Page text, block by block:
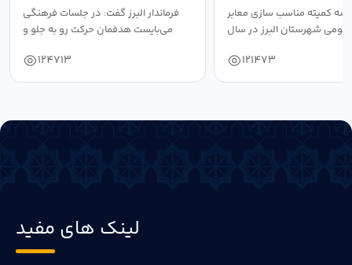
فرماندار البرز گفت: در جلسات فرهنگی
می‌بایست هدفمان حرکت رو به جلو و
124713
کمیته مناسب سازی معابر
شهرستان البرز در سال
121473
لینک های مفید